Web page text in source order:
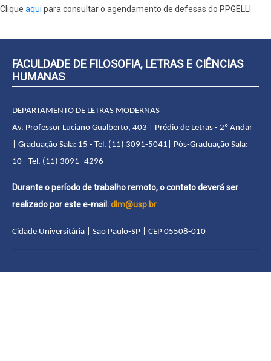
Clique aqui para consultar o agendamento de defesas do PPGELLI
FACULDADE DE FILOSOFIA, LETRAS E CIÊNCIAS
HUMANAS
DEPARTAMENTO DE LETRAS MODERNAS
Av. Professor Luciano Gualberto, 403 | Prédio de Letras - 2º Andar
| Graduação Sala: 15 - Tel. (11) 3091-5041| Pós-Graduação Sala:
10 - Tel. (11) 3091- 4296
Durante o período de trabalho remoto, o contato deverá ser
realizado por este e-mail:dlm@usp.br
Cidade Universitária | São Paulo-SP | CEP 05508-010